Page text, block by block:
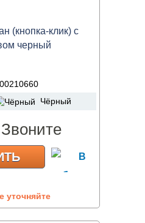
(кнопка-клик) с
черный
Чёрный
Звоните
уточняйте